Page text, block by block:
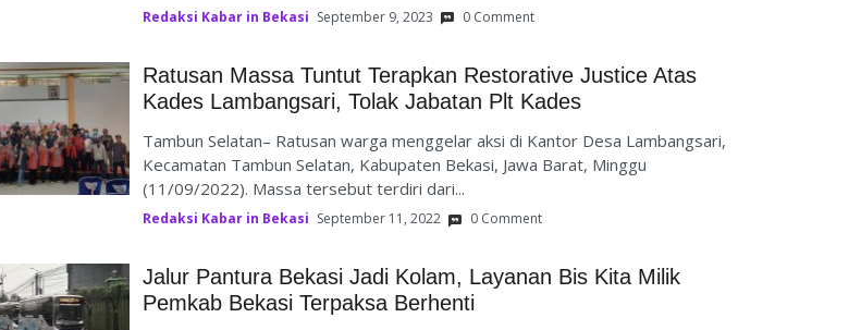
Redaksi Kabar in Bekasi September 9, 2023 0 Comment
Ratusan Massa Tuntut Terapkan Restorative Justice Atas
Kades Lambangsari, Tolak Jabatan Plt Kades
Tambun Selatan– Ratusan warga menggelar aksi di Kantor Desa Lambangsari,
Kecamatan Tambun Selatan, Kabupaten Bekasi, Jawa Barat, Minggu
(11/09/2022). Massa tersebut terdiri dari...
Redaksi Kabar in Bekasi September 11, 2022 0 Comment
Jalur Pantura Bekasi Jadi Kolam, Layanan Bis Kita Milik
Pemkab Bekasi Terpaksa Berhenti